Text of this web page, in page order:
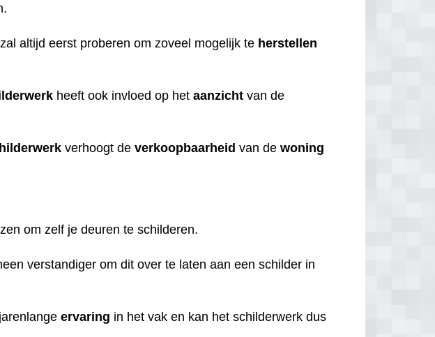
altijd eerst proberen om zoveel mogelijk te herstellen
heeft ook invloed op hetaanzicht van de
verhoogt deverkoopbaarheid van dewoning
om zelf je deuren te schilderen.
verstandiger om dit over te laten aan een schilder in
ervaring in het vak en kan het schilderwerk dus